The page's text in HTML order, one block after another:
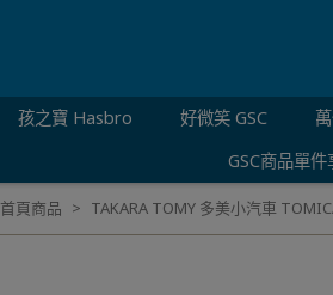
孩之寶 Hasbro 好微笑 GSC
GSC商品單件
首頁商品 TAKARA TOMY 多美小汽車